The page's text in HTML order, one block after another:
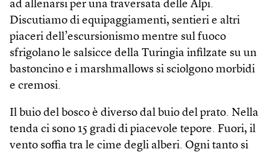
ad allenarsi per una traversata delle Alpi.
Discutiamo di equipaggiamenti, sentieri e altri
piaceri dell’escursionismo mentre sul fuoco
sfrigolano le salsicce della Turingia infilzate su un
bastoncino e i marshmallows si sciolgono morbidi
e cremosi.
Il buio del bosco è diverso dal buio del prato. Nella
tenda ci sono 15 gradi di piacevole tepore. Fuori, il
vento soffia tra le cime degli alberi. Ogni tanto si